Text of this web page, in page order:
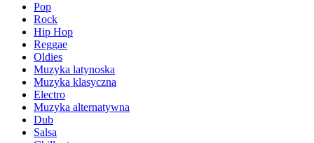
Pop
Rock
Hip Hop
Reggae
Oldies
Muzyka latynoska
Muzyka klasyczna
Electro
Muzyka alternatywna
Dub
Salsa